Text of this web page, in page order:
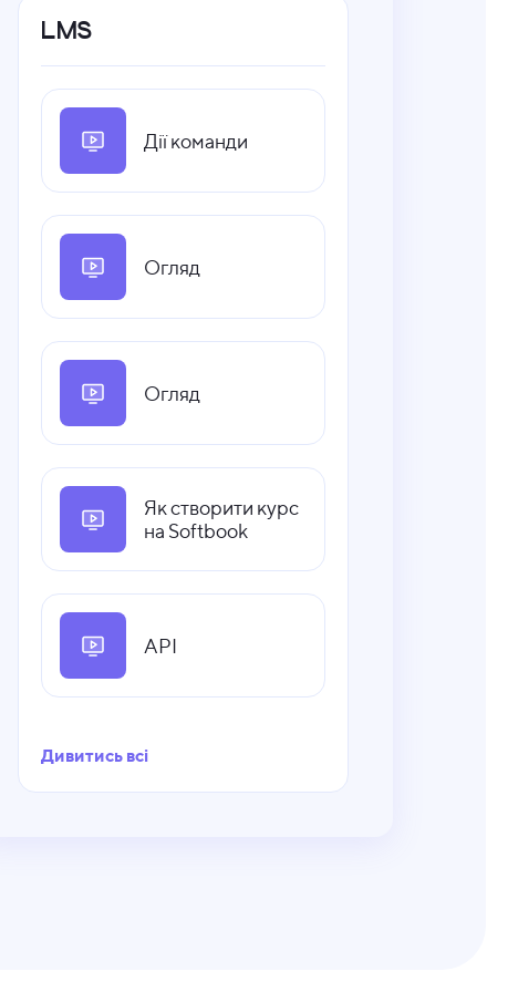
LMS
Дії команди
Огляд
Огляд
Як створити курс
на Softbook
API
Дивитись всі